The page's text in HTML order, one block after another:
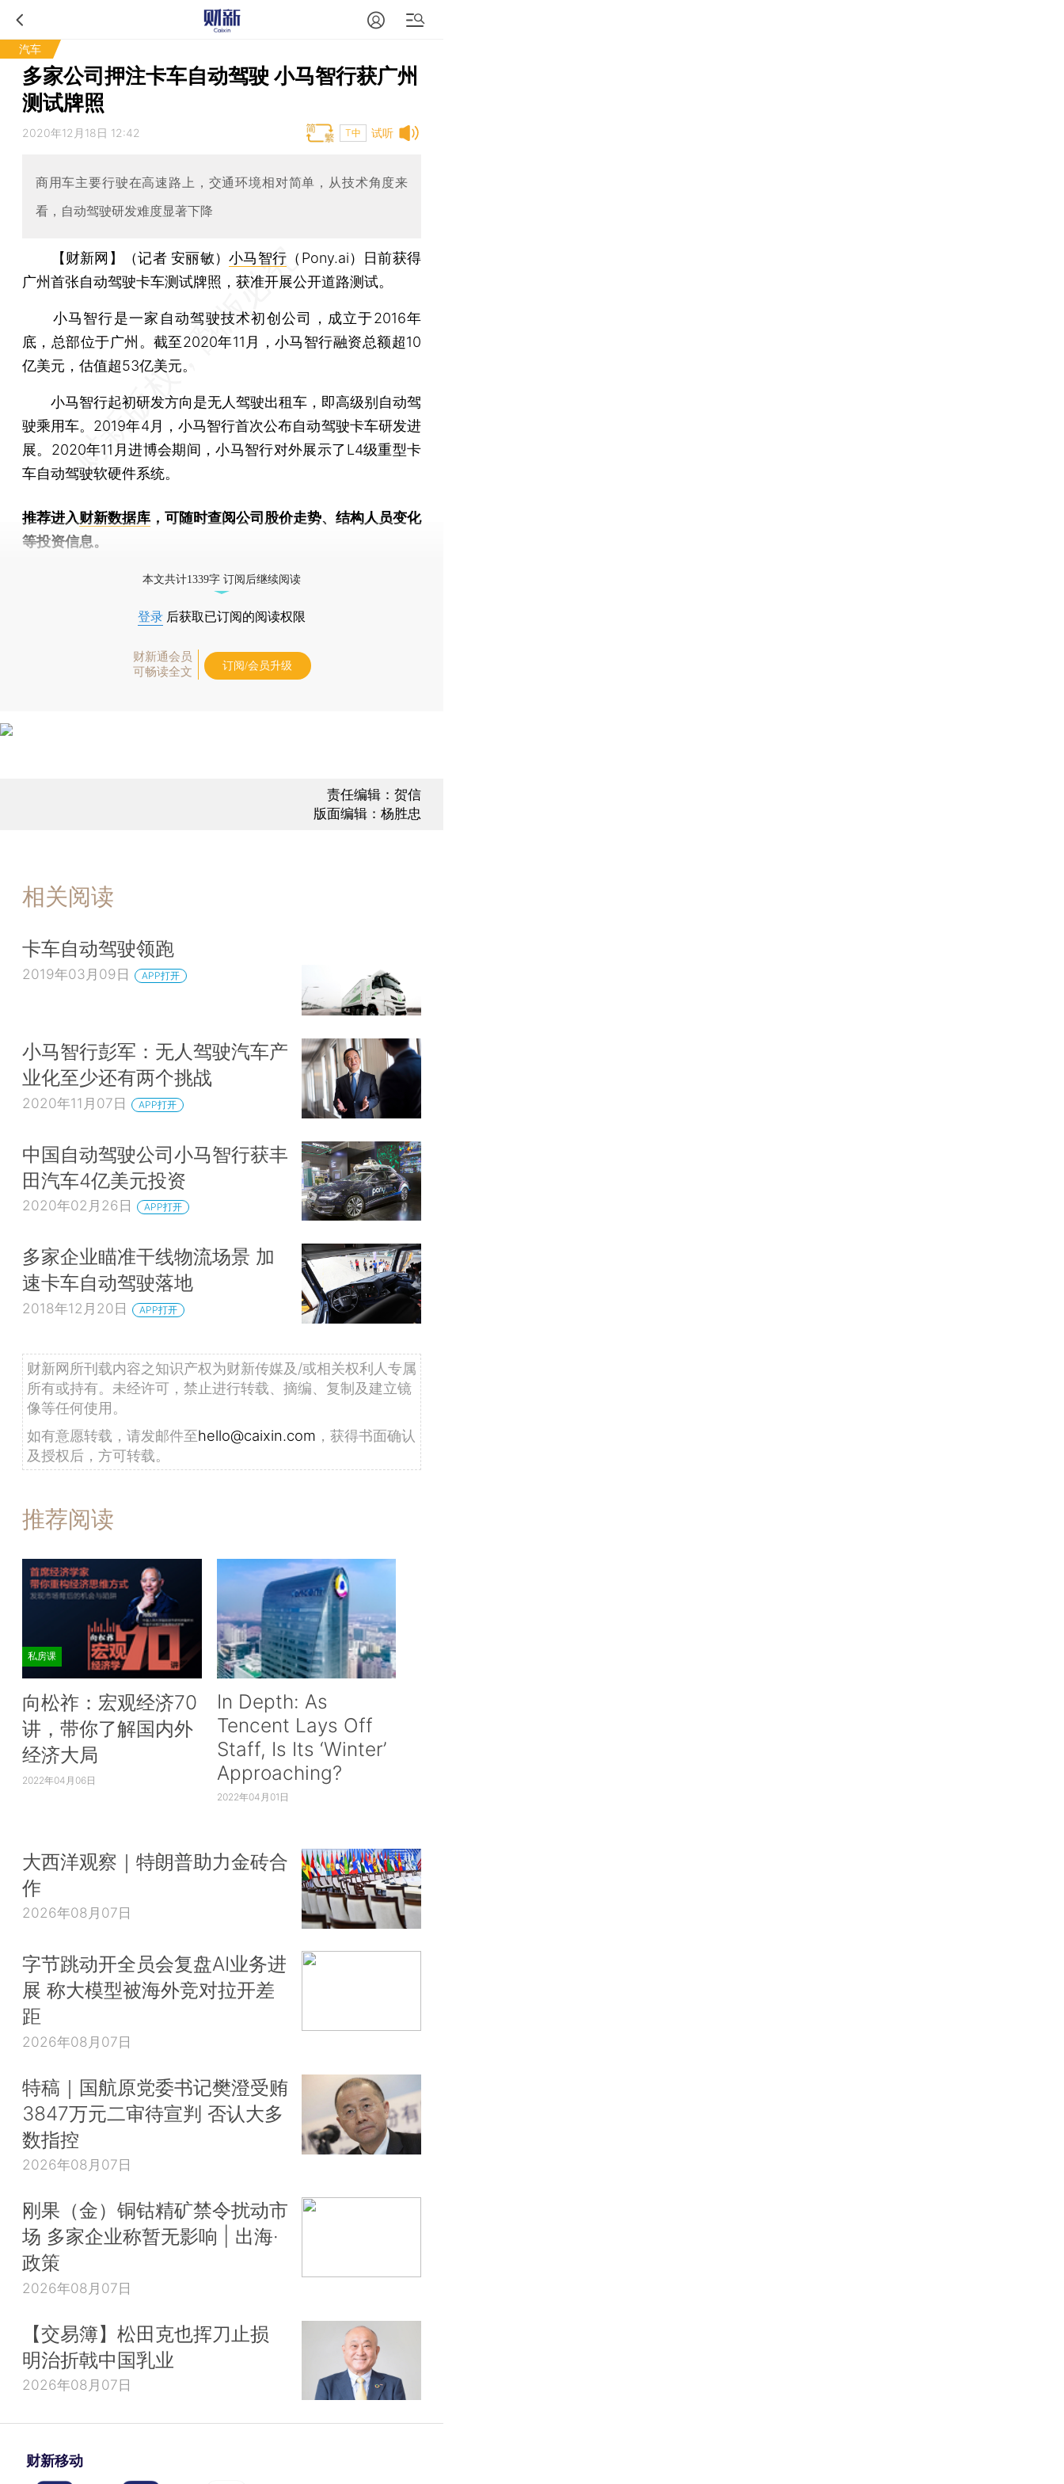
汽车
多家公司押注卡车自动驾驶 小马智行获广州
测试牌照
试听
2020年12月18日 12:42 T中
商用车主要行驶在高速路上，交通环境相对简单，从技术角度来
看，自动驾驶研发难度显著下降
【财新网】（记者 安丽敏）小马智行 （Pony.ai）日前获得
广州首张自动驾驶卡车测试牌照，获准开展公开道路测试。
小马智行是一家自动驾驶技术初创公司，成立于2016年
底，总部位于广州。截至2020年11月，小马智行融资总额超10
亿美元，估值超53亿美元。
小马智行起初研发方向是无人驾驶出租车，即高级别自动驾
驶乘用车。2019年4月，小马智行首次公布自动驾驶卡车研发进
展。2020年11月进博会期间，小马智行对外展示了L4级重型卡
车自动驾驶软硬件系统。
推荐进入财新数据库 ，可随时查阅公司股价走势、结构人员变化
等投资信息。
本文共计1339字 订阅后继续阅读
登录 后获取已订阅的阅读权限
财新通会员
可畅读全文
订阅/会员升级
责任编辑：贺信
版面编辑：杨胜忠
相关阅读
卡车自动驾驶领跑
2019年03月09日 APP打开
小马智行彭军：无人驾驶汽车产
业化至少还有两个挑战
2020年11月07日 APP打开
中国自动驾驶公司小马智行获丰
田汽车4亿美元投资
2020年02月26日 APP打开
多家企业瞄准干线物流场景 加
速卡车自动驾驶落地
2018年12月20日 APP打开
财新网所刊载内容之知识产权为财新传媒及/或相关权利人专属
所有或持有。未经许可，禁止进行转载、摘编、复制及建立镜
像等任何使用。
如有意愿转载，请发邮件至hello@caixin.com ，获得书面确认
及授权后，方可转载。
推荐阅读
私房课
向松祚：宏观经济70
讲，带你了解国内外
经济大局
2022年04月06日
In Depth: As
Tencent Lays Off
Staff, Is Its ‘Winter’
Approaching?
2022年04月01日
大西洋观察｜特朗普助力金砖合
作
2026年08月07日
字节跳动开全员会复盘AI业务进
展 称大模型被海外竞对拉开差
距
2026年08月07日
特稿｜国航原党委书记樊澄受贿
3847万元二审待宣判 否认大多
数指控
2026年08月07日
刚果（金）铜钴精矿禁令扰动市
场 多家企业称暂无影响 | 出海·
政策
2026年08月07日
【交易簿】松田克也挥刀止损
明治折戟中国乳业
2026年08月07日
财新移动